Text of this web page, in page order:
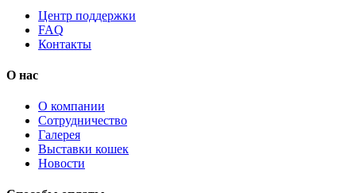
Центр поддержки
FAQ
Контакты
О нас
О компании
Сотрудничество
Галерея
Выставки кошек
Новости